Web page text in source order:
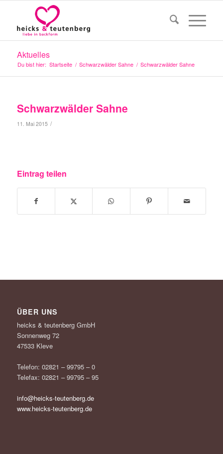
Aktuelles
Du bist hier: Startseite / Schwarzwälder Sahne / Schwarzwälder Sahne
Schwarzwälder Sahne
11. Mai 2015 /
Eintrag teilen
ÜBER UNS
heicks & teutenberg GmbH
Sonnenweg 72
47533 Kleve
Telefon: 02821 – 99795 – 0
Telefax: 02821 – 99795 – 95
info@heicks-teutenberg.de
www.heicks-teutenberg.de